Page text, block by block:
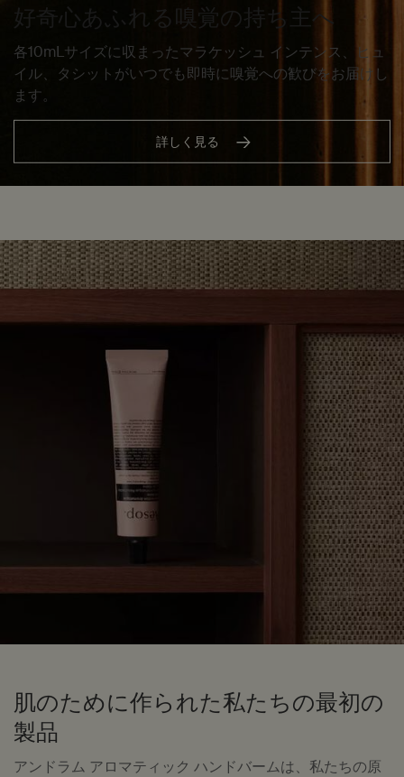
好奇心あふれる嗅覚の持ち主へ
各10mLサイズに収まったマラケッシュ インテンス、ヒュ
イル、タシットがいつでも即時に嗅覚への歓びをお届けし
ます。
詳しく見る
肌のために作られた私たちの最初の
製品
アンドラム アロマティック ハンドバームは、私たちの原